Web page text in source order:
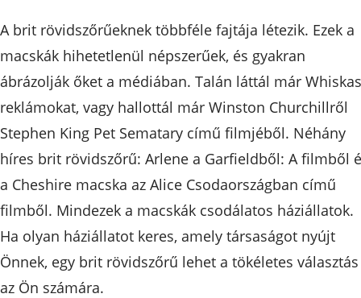
A brit rövidszőrűeknek többféle fajtája létezik. Ezek a
macskák hihetetlenül népszerűek, és gyakran
ábrázolják őket a médiában. Talán láttál már
reklámokat, vagy hallottál már Winston Churchillről
Stephen King Pet Sematary című filmjéből. Néhány
híres brit rövidszőrű: Arlene a Garfieldből: A filmből
a Cheshire macska az Alice Csodaországban című
filmből. Mindezek a macskák csodálatos háziállatok.
Ha olyan háziállatot keres, amely társaságot nyújt
Önnek, egy brit rövidszőrű lehet a tökéletes választás
az Ön számára.